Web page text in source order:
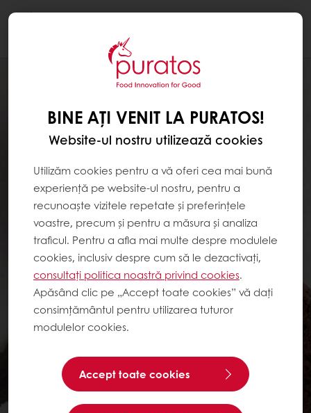
BINE AȚI VENIT LA PURATOS!
Website-ul nostru utilizează cookies
Utilizăm cookies pentru a vă oferi cea mai bună
experiență pe website-ul nostru, pentru a
recunoaște vizitele repetate și preferințele
voastre, precum și pentru a măsura și analiza
traficul. Pentru a afla mai multe despre modulele
cookies, inclusiv despre cum să le dezactivați,
consultați politica noastră privind cookies.
Apăsând clic pe „Accept toate cookies” vă dați
consimțământul pentru utilizarea tuturor
modulelor cookies.
Accept toate cookies